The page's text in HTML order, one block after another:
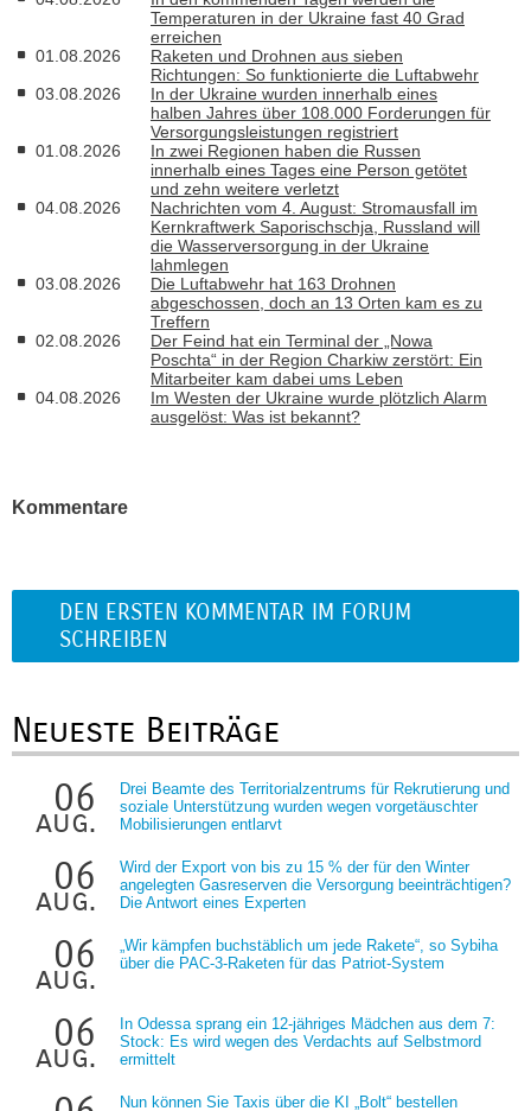
Temperaturen in der Ukraine fast 40 Grad
erreichen
01.08.2026
Raketen und Drohnen aus sieben
Richtungen: So funktionierte die Luftabwehr
03.08.2026
In der Ukraine wurden innerhalb eines
halben Jahres über 108.000 Forderungen für
Versorgungsleistungen registriert
01.08.2026
In zwei Regionen haben die Russen
innerhalb eines Tages eine Person getötet
und zehn weitere verletzt
04.08.2026
Nachrichten vom 4. August: Stromausfall im
Kernkraftwerk Saporischschja, Russland will
die Wasserversorgung in der Ukraine
lahmlegen
03.08.2026
Die Luftabwehr hat 163 Drohnen
abgeschossen, doch an 13 Orten kam es zu
Treffern
02.08.2026
Der Feind hat ein Terminal der „Nowa
Poschta“ in der Region Charkiw zerstört: Ein
Mitarbeiter kam dabei ums Leben
04.08.2026
Im Westen der Ukraine wurde plötzlich Alarm
ausgelöst: Was ist bekannt?
Kommentare
DEN ERSTEN KOMMENTAR IM FORUM
SCHREIBEN
Neueste Beiträge
06
aug.
Drei Beamte des Territorialzentrums für Rekrutierung und
soziale Unterstützung wurden wegen vorgetäuschter
Mobilisierungen entlarvt
06
aug.
Wird der Export von bis zu 15 % der für den Winter
angelegten Gasreserven die Versorgung beeinträchtigen?
Die Antwort eines Experten
06
aug.
„Wir kämpfen buchstäblich um jede Rakete“, so Sybiha
über die PAC-3-Raketen für das Patriot-System
06
aug.
In Odessa sprang ein 12-jähriges Mädchen aus dem 7:
Stock: Es wird wegen des Verdachts auf Selbstmord
ermittelt
Nun können Sie Taxis über die KI „Bolt“ bestellen